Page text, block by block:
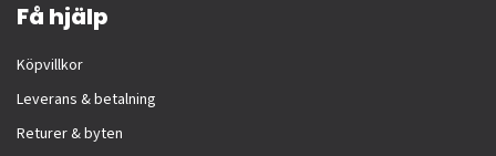
Få hjälp
Köpvillkor
Leverans & betalning
Returer & byten